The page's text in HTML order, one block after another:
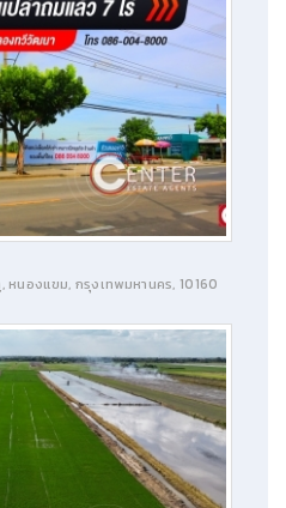
นองแขม, กรุงเทพมหานคร, 10160